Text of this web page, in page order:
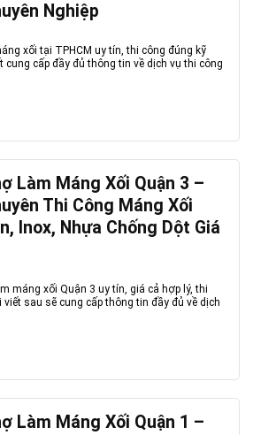
Nghiệp
xối tại TPHCM uy tín, thi công đúng kỹ
cung cấp đầy đủ thông tin về dịch vụ thi công
Làm Máng Xối Quận 3 –
Thi Công Máng Xối
Inox, Nhựa Chống Dột Giá
máng xối Quận 3 uy tín, giá cả hợp lý, thi
viết sau sẽ cung cấp thông tin đầy đủ về dịch
Làm Máng Xối Quận 1 –